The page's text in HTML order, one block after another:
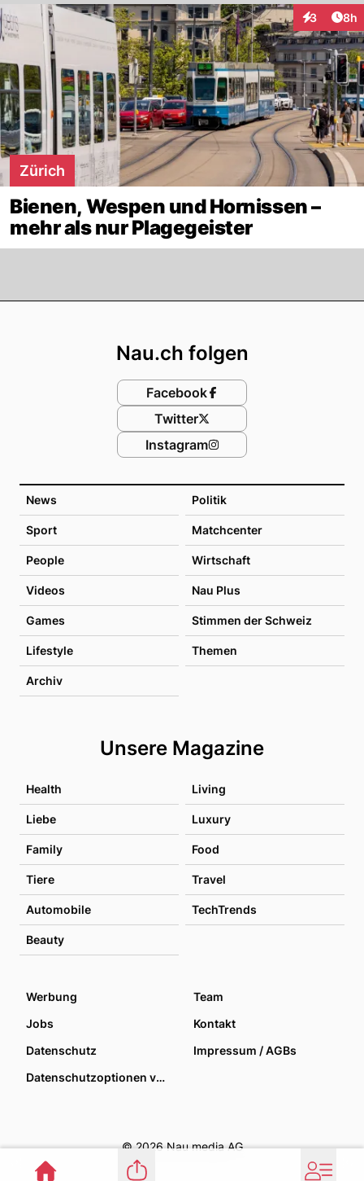
3 8h
Zürich
Bienen, Wespen und Hornissen –
mehr als nur Plagegeister
News Politik
Sport Matchcenter
People Wirtschaft
Videos Nau Plus
Games Stimmen der Schweiz
Lifestyle Themen
Archiv
Unsere Magazine
Health Living
Liebe Luxury
Family Food
Tiere Travel
Automobile TechTrends
Beauty
Nau.ch folgen
Facebook
Twitter
Instagram
Werbung
Team
Jobs
Kontakt
Datenschutz
Impressum / AGBs
Datenschutzoptionen verwalten
© 2026 Nau media AG